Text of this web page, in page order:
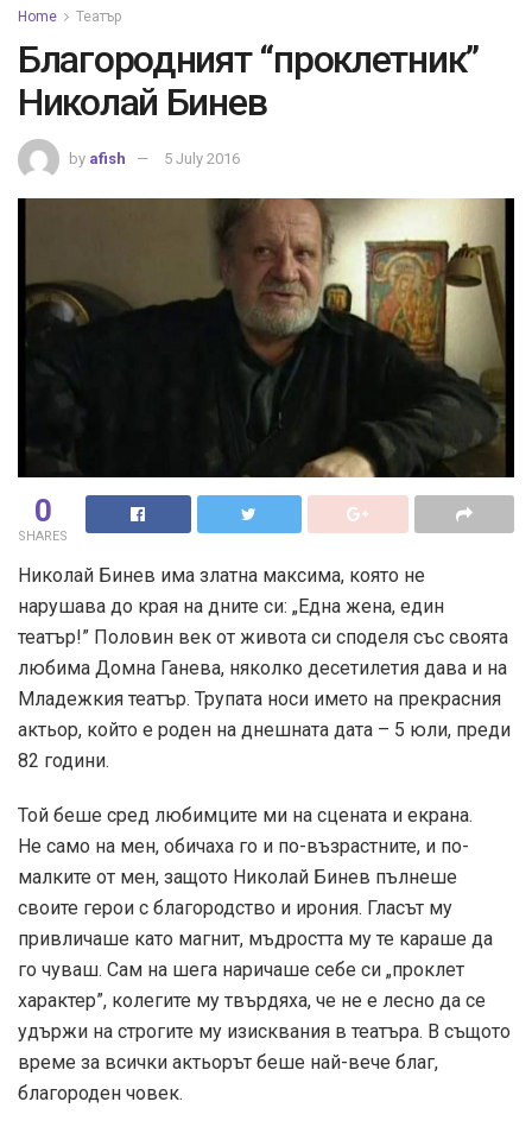
Home Театър
Благородният “проклетник”
Николай Бинев
by afish 5 July 2016
0
SHARES
Николай Бинев има златна максима, която не
нарушава до края на дните си: „Една жена, един
театър!” Половин век от живота си споделя със своята
любима Домна Ганева, няколко десетилетия дава и на
Младежкия театър. Трупата носи името на прекрасния
актьор, който е роден на днешната дата – 5 юли, преди
82 години.
Той беше сред любимците ми на сцената и екрана.
Не само на мен, обичаха го и по-възрастните, и по-
малките от мен, защото Николай Бинев пълнеше
своите герои с благородство и ирония. Гласът му
привличаше като магнит, мъдростта му те караше да
го чуваш. Сам на шега наричаше себе си „проклет
характер”, колегите му твърдяха, че не е лесно да се
удържи на строгите му изисквания в театъра. В същото
време за всички актьорът беше най-вече благ,
благороден човек.